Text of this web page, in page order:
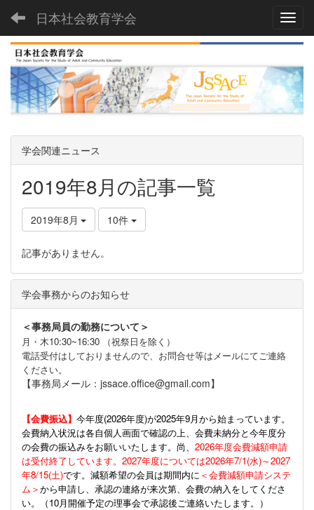
日本社会教育学会
学会関連ニュース
2019年8月の記事一覧
2019年8月 10件
記事がありません。
学会事務からのお知らせ
＜事務局員の勤務について＞
月・木10:30~16:30 （祝祭日を除く）
電話受付はしておりませんので、お問合せ等はメールにてご連絡
ください。
【事務局メール：jssace.office@gmail.com】
【会費振込】 今年度(2026年度)が2025年9月から始まっています。
会費納入状況は各自個人画面で確認の上、会費未納分と今年度分
の会費の振込みをお願いいたします。尚、 2026年度会費減額申請
は受付終了しています。2027年度については2026年7/1(水)～2027
年8/15(土)です。減額希望の会員は期間内に ＜会費減額申請システ
ム＞から申請し、承認の連絡が来次第、会費の納入をしてくださ
い。（10月開催予定の理事会で承認後ご連絡いたします。）